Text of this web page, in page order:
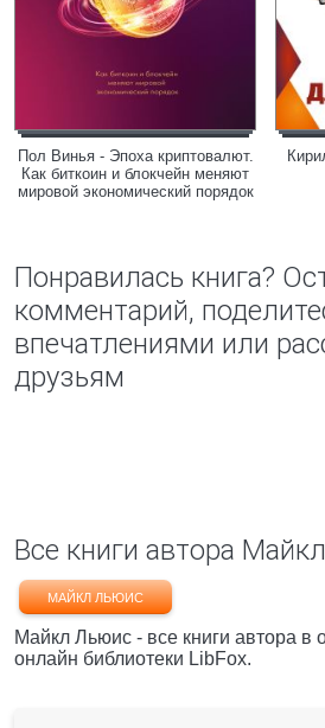
Пол Винья - Эпоха криптовалют.
Как биткоин и блокчейн меняют
мировой экономический порядок
Понравилась книга?
комментарий,
впечатлениями или
друзьям
Все книги автора
МАЙКЛ ЛЬЮИС
Майкл Льюис - все книги автора в
онлайн библиотеки LibFox.